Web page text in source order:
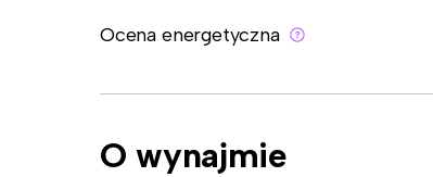
Ocena energetyczna
O wynajmie